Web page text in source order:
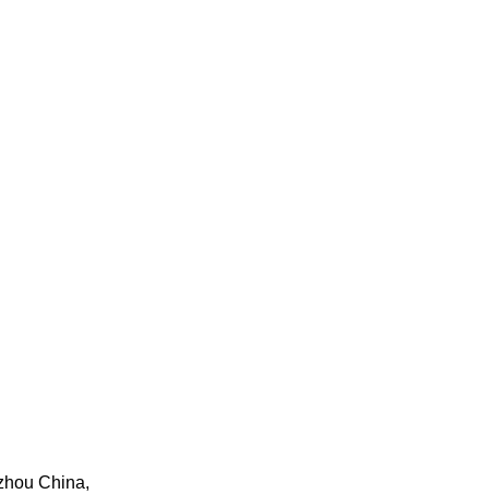
China,